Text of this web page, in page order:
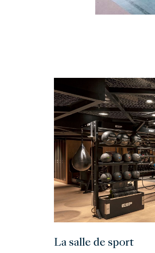
La salle de sport